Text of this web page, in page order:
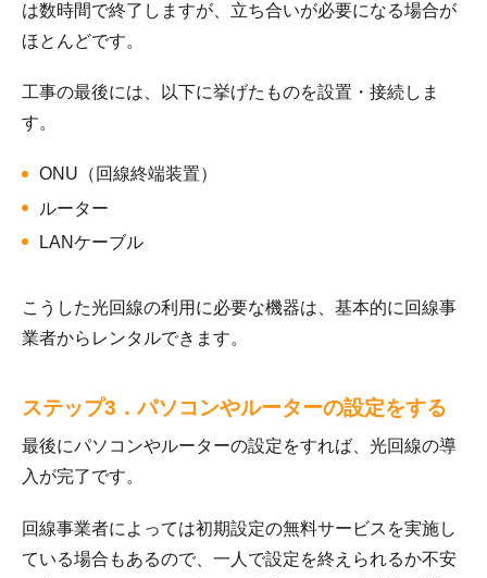
は数時間で終了しますが、立ち合いが必要になる場合が
ほとんどです。
工事の最後には、以下に挙げたものを設置・接続しま
す。
ONU（回線終端装置）
ルーター
LANケーブル
こうした光回線の利用に必要な機器は、基本的に回線事
業者からレンタルできます。
ステップ3．パソコンやルーターの設定をする
最後にパソコンやルーターの設定をすれば、光回線の導
入が完了です。
回線事業者によっては初期設定の無料サービスを実施し
ている場合もあるので、一人で設定を終えられるか不安